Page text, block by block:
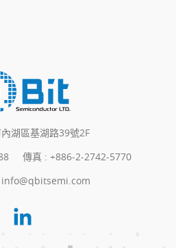
湖區基湖路39號2F
傳真 : +886-2-2742-5770
info@qbitsemi.com